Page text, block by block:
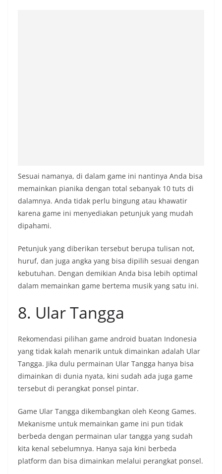
Sesuai namanya, di dalam game ini nantinya Anda bisa
memainkan pianika dengan total sebanyak 10 tuts di
dalamnya. Anda tidak perlu bingung atau khawatir
karena game ini menyediakan petunjuk yang mudah
dipahami.
Petunjuk yang diberikan tersebut berupa tulisan not,
huruf, dan juga angka yang bisa dipilih sesuai dengan
kebutuhan. Dengan demikian Anda bisa lebih optimal
dalam memainkan game bertema musik yang satu ini.
8. Ular Tangga
Rekomendasi pilihan game android buatan Indonesia
yang tidak kalah menarik untuk dimainkan adalah Ular
Tangga. Jika dulu permainan Ular Tangga hanya bisa
dimainkan di dunia nyata, kini sudah ada juga game
tersebut di perangkat ponsel pintar.
Game Ular Tangga dikembangkan oleh Keong Games.
Mekanisme untuk memainkan game ini pun tidak
berbeda dengan permainan ular tangga yang sudah
kita kenal sebelumnya. Hanya saja kini berbeda
platform dan bisa dimainkan melalui perangkat ponsel.